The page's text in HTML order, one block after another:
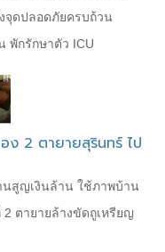
จุดปลอดภัยครบถ้วน
พักรักษาตัว ICU
ง 2 ตายายสุรินทร์ ไป
นสูญเงินล้าน ใช้ภาพบ้าน
ตายายล้างขัดถูเหรียญ